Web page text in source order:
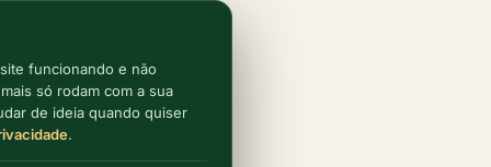
ajudar você a fazer sempre a melhor escolha.
periodicamente
Fonte confiável
funcionando e não
só rodam com a sua
de ideia quando quiser
.